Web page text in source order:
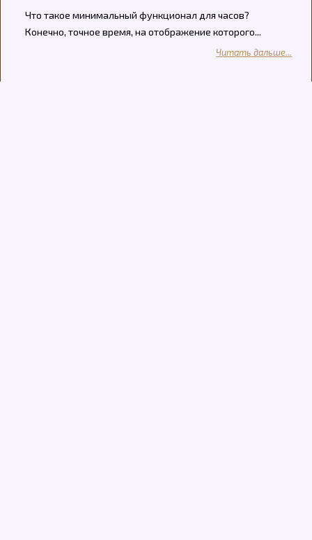
Что такое минимальный функционал для часов?
Конечно, точное время, на отображение которого...
Читать дальше...